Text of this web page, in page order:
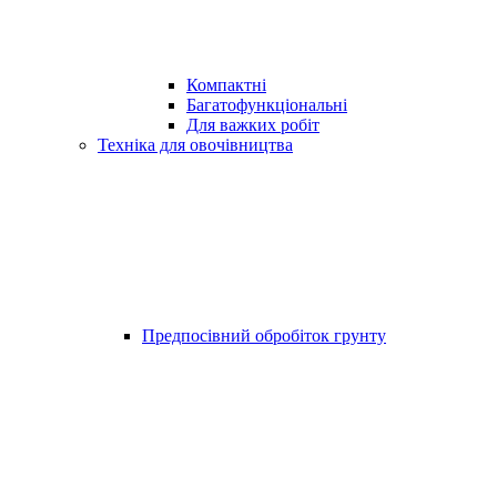
Компактні
Багатофункціональні
Для важких робіт
Техніка для овочівництва
Предпосівний обробіток грунту